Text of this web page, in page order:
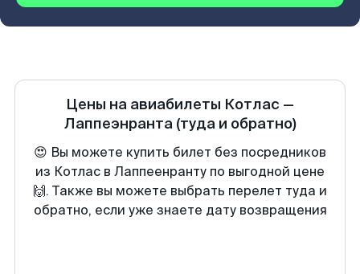
Цены на авиабилеты Котлас —
Лаппеэнранта (туда и обратно)
😍 Вы можете купить билет без посредников
из Котлас в Лаппеенранту по выгодной цене
🙌. Также вы можете выбрать перелет туда и
обратно, если уже знаете дату возвращения